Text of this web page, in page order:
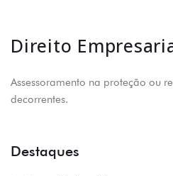
Direito
Assessoramento na proteção ou
decorrentes.
Destaques